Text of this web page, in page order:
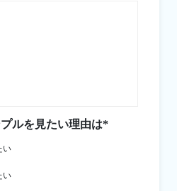
ルを見たい理由は*
い
い